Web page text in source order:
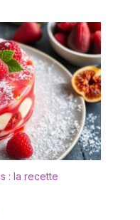
: la recette